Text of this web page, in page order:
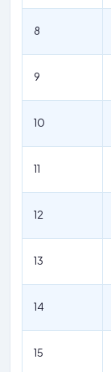
8
9
10
11
12
13
14
15